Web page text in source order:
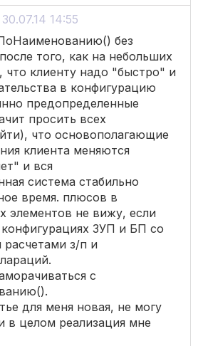
30.07.14 14:55
без
того, как на небольших
что клиенту надо "быстро" и
в конфигурацию
предопределенные
просить всех
что основополагающие
клиента меняются
и вся
система стабильно
время. плюсов в
элементов не вижу, если
ЗУП и БП со
з/п и
с
для меня новая, не могу
в целом реализация мне